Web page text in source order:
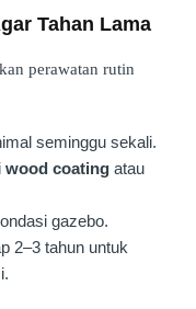
Tahan Lama
perawatan rutin
seminggu sekali.
wood coating atau
gazebo.
2–3 tahun untuk